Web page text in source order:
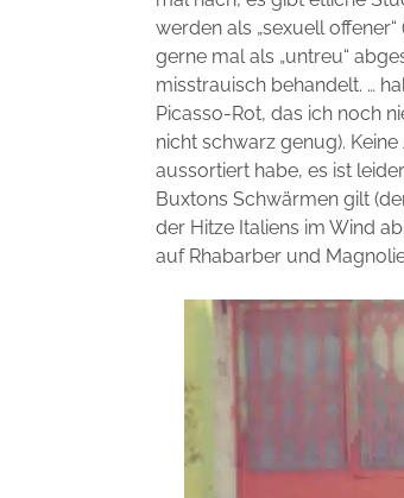
werden als „sexuell
gerne mal als „untreu“
misstrauisch behandelt. …
Picasso-Rot, das ich noch
nicht schwarz genug).
aussortiert habe, es ist
Buxtons Schwärmen gilt
der Hitze Italiens im Wind
auf Rhabarber und